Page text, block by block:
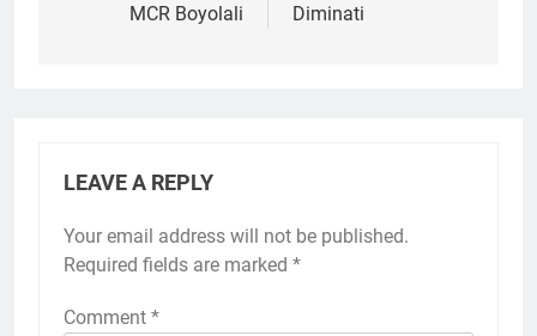
MCR Boyolali
Diminati
LEAVE A REPLY
Your email address will not be published.
Required fields are marked *
Comment *